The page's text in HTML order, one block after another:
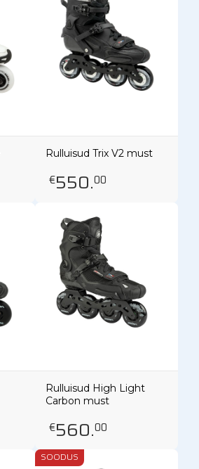
Rulluisud Trix V2 must
€550.00
Rulluisud High Light
Carbon must
€560.00
SOODUS